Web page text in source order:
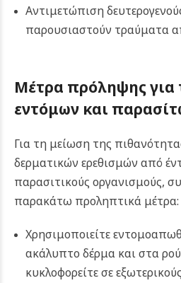
Αντιμετώπιση
παρουσιαστούν τραύματα
Μέτρα πρόληψης για
εντόμων και
Για τη μείωση της
δερματικών ερεθισμών από
παρασιτικούς οργανισμούς,
παρακάτω προληπτικά μέτρα:
Χρησιμοποιείτε
ακάλυπτο δέρμα και στα
κυκλοφορείτε σε